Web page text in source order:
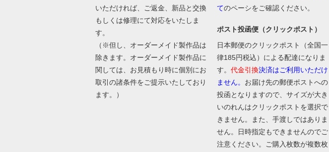
いただければ、ご返金、新品と交換
もしくは修理にて対応をいたしま
す。
（※但し、オーダーメイド製作品は
除きます。オーダーメイド製作品に
関しては、お見積もり時に個別にお
取引の諸条件をご提示いたしており
ます。）
てのペーシをご確認ください。
ポスト投函便（クリックポスト）
日本郵便のクリックポスト（全国一
律185円税込）による配達になりま
す。 代金引換決済はご利用いただけ
ません。 お届け先の郵便ポストへの
投函となりますので、サイズが大き
いのれんはクリックポストを選択で
きません。また、手渡しではありま
せん。日時指定もできませんのでご
注意ください。ご購入枚数が複数枚